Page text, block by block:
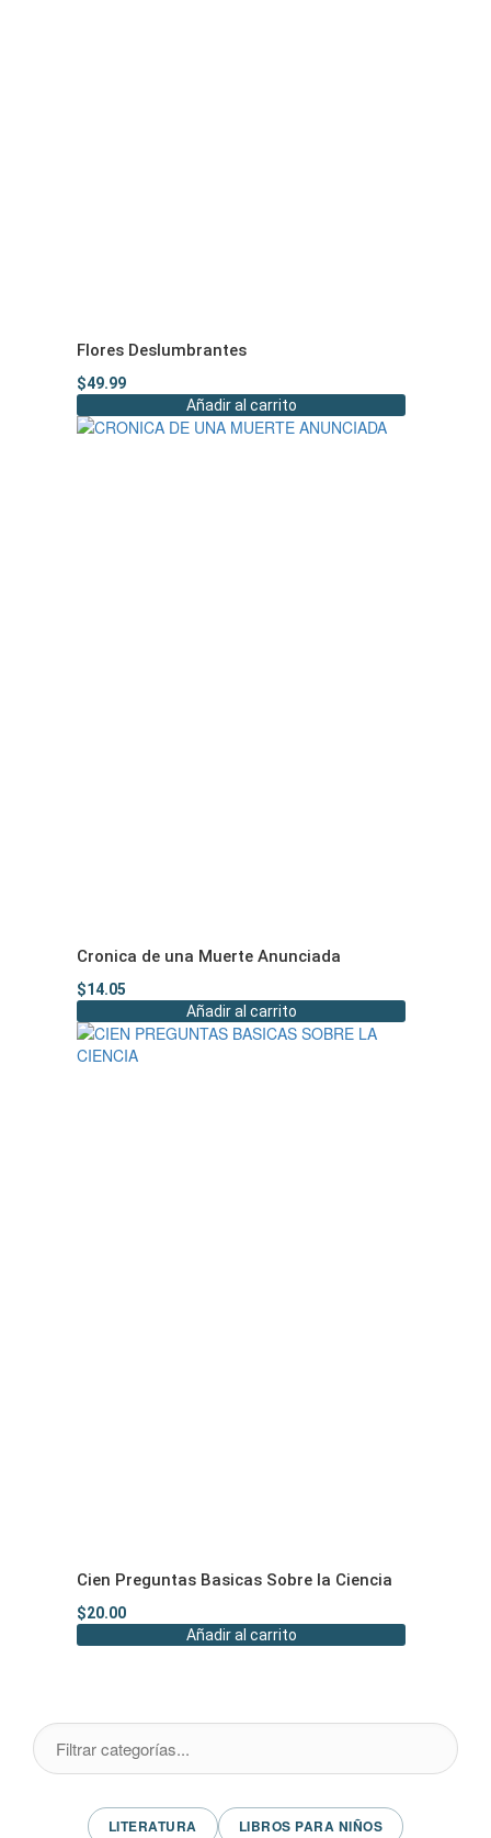
Flores Deslumbrantes
$49.99
Añadir al carrito
Cronica de una Muerte Anunciada
$14.05
Añadir al carrito
Cien Preguntas Basicas Sobre la Ciencia
$20.00
Añadir al carrito
LITERATURA
LIBROS PARA NIÑOS